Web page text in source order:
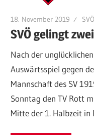
18. November 2019
SVÖ gelingt
Nach der
Auswärtsspiel gegen
Mannschaft des SV
Sonntag den TV Rott
Mitte der 1. Halbzeit in